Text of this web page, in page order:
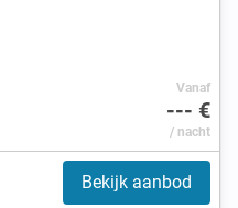
Vanaf
--- €
/ nacht
Bekijk aanbod